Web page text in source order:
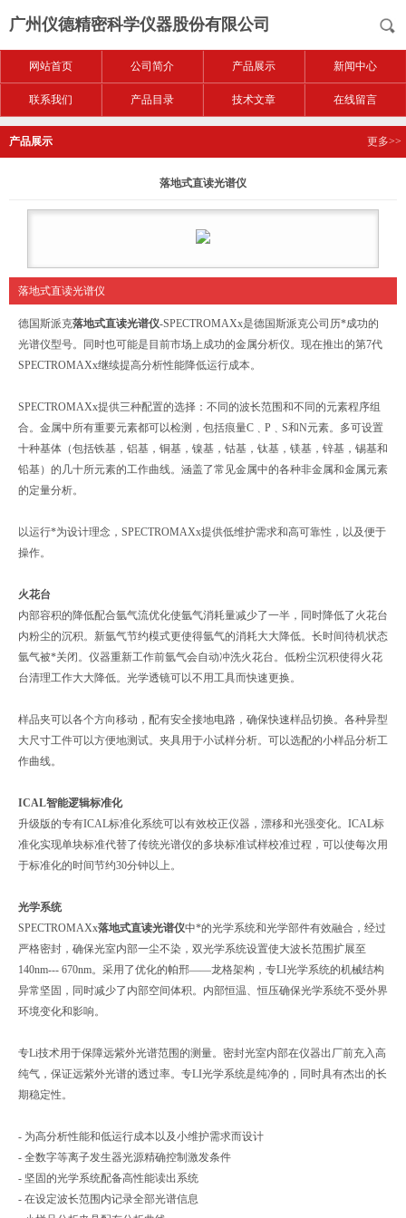
广州仪德精密科学仪器股份有限公司
网站首页 公司简介 产品展示 新闻中心
联系我们 产品目录 技术文章 在线留言
产品展示 更多>>
落地式直读光谱仪
落地式直读光谱仪
德国斯派克落地式直读光谱仪-SPECTROMAXx是德国斯派克公司历*成功的
光谱仪型号。同时也可能是目前市场上成功的金属分析仪。现在推出的第7代
SPECTROMAXx继续提高分析性能降低运行成本。
SPECTROMAXx提供三种配置的选择：不同的波长范围和不同的元素程序组
合。金属中所有重要元素都可以检测，包括痕量C﹑P﹑S和N元素。多可设置
十种基体（包括铁基，铝基，铜基，镍基，钴基，钛基，镁基，锌基，锡基和
铅基）的几十所元素的工作曲线。涵盖了常见金属中的各种非金属和金属元素
的定量分析。
以运行*为设计理念，SPECTROMAXx提供低维护需求和高可靠性，以及便于
操作。
火花台
内部容积的降低配合氩气流优化使氩气消耗量减少了一半，同时降低了火花台
内粉尘的沉积。新氩气节约模式更使得氩气的消耗大大降低。长时间待机状态
氩气被*关闭。仪器重新工作前氩气会自动冲洗火花台。低粉尘沉积使得火花
台清理工作大大降低。光学透镜可以不用工具而快速更换。
样品夹可以各个方向移动，配有安全接地电路，确保快速样品切换。各种异型
大尺寸工件可以方便地测试。夹具用于小试样分析。可以选配的小样品分析工
作曲线。
ICAL智能逻辑标准化
升级版的专有ICAL标准化系统可以有效校正仪器，漂移和光强变化。ICAL标
准化实现单块标准代替了传统光谱仪的多块标准试样校准过程，可以使每次用
于标准化的时间节约30分钟以上。
光学系统
SPECTROMAXx落地式直读光谱仪中*的光学系统和光学部件有效融合，经过
严格密封，确保光室内部一尘不染，双光学系统设置使大波长范围扩展至
140nm--- 670nm。采用了优化的帕邢——龙格架构，专LI光学系统的机械结构
异常坚固，同时减少了内部空间体积。内部恒温、恒压确保光学系统不受外界
环境变化和影响。
专Li技术用于保障远紫外光谱范围的测量。密封光室内部在仪器出厂前充入高
纯气，保证远紫外光谱的透过率。专LI光学系统是纯净的，同时具有杰出的长
期稳定性。
- 为高分析性能和低运行成本以及小维护需求而设计
- 全数字等离子发生器光源精确控制激发条件
- 坚固的光学系统配备高性能读出系统
- 在设定波长范围内记录全部光谱信息